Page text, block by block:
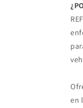
en